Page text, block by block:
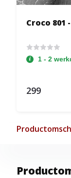
Croco 801
1 - 2
299